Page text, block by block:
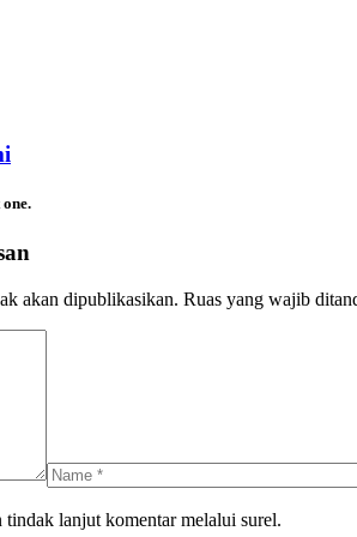
akan dipublikasikan. Ruas yang wajib
tindak lanjut komentar melalui surel.